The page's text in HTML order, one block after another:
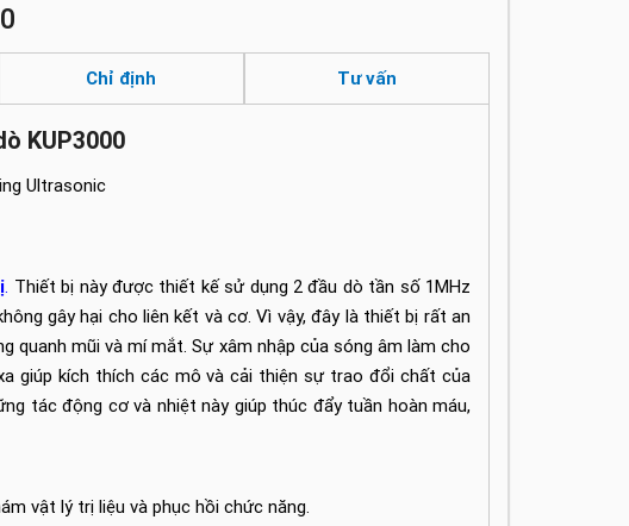
Chỉ định Tư vấn
KUP3000
Ultrasonic
. Thiết bị này được thiết kế sử dụng 2 đầu dò tần số 1MHz
gây hại cho liên kết và cơ. Vì vậy, đây là thiết bị rất an
quanh mũi và mí mắt. Sự xâm nhập của sóng âm làm cho
giúp kích thích các mô và cải thiện sự trao đổi chất của
tác động cơ và nhiệt này giúp thúc đẩy tuần hoàn máu,
vật lý trị liệu và phục hồi chức năng.